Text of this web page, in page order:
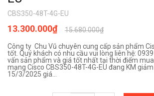
CBS350-48T-4G-EU
15.680.000₫
13.300.000₫
Công ty Chu Vũ chuyên cung cấp sản phẩm
tốt. Quý khách có nhu cầu vui lòng liên hệ:
vấn sản phẩm và giá tốt nhất tại thời điểm
mạng Cisco CBS350-48T-4G-EU đang KM
15/3/2025 giá...